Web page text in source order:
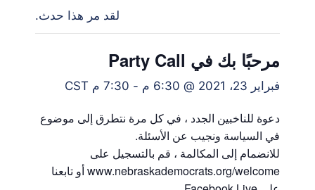
لقد مر هذا حدث.
مرحبًا بك في Party Call
فبراير 23، 2021 @ 6:30 م - 7:30 م CST
دعوة للناخبين الجدد ، في كل مرة نتطرق إلى موضوع
في السياسة ونجيب عن الأسئلة.
للانضمام إلى المكالمة ، قم بالتسجيل على
www.nebraskademocrats.org/welcome أو تابعنا